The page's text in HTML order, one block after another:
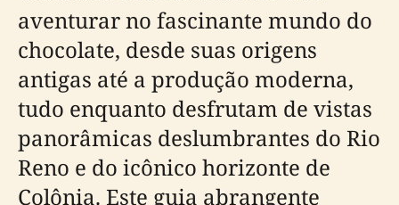
aventurar no fascinante mundo do
chocolate, desde suas origens
antigas até a produção moderna,
tudo enquanto desfrutam de vistas
panorâmicas deslumbrantes do Rio
Reno e do icônico horizonte de
Colônia. Este guia abrangente